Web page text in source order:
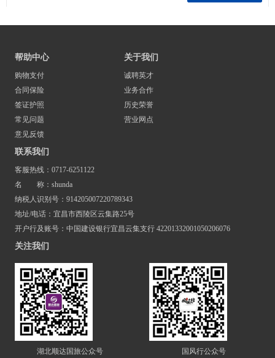
帮助中心
购物支付
合同保险
签证护照
常见问题
意见反馈
关于我们
诚聘英才
业务合作
历史荣誉
营业网点
联系我们
客服热线：0717-6251122
名 称：shunda
纳税人识别号：914205007220789343
地址/电话：宜昌市西陵区云集路25号
开户行及账号：中国建设银行宜昌云集支行 42201332001050206076
关注我们
湖北顺达国旅公众号 国风行公众号